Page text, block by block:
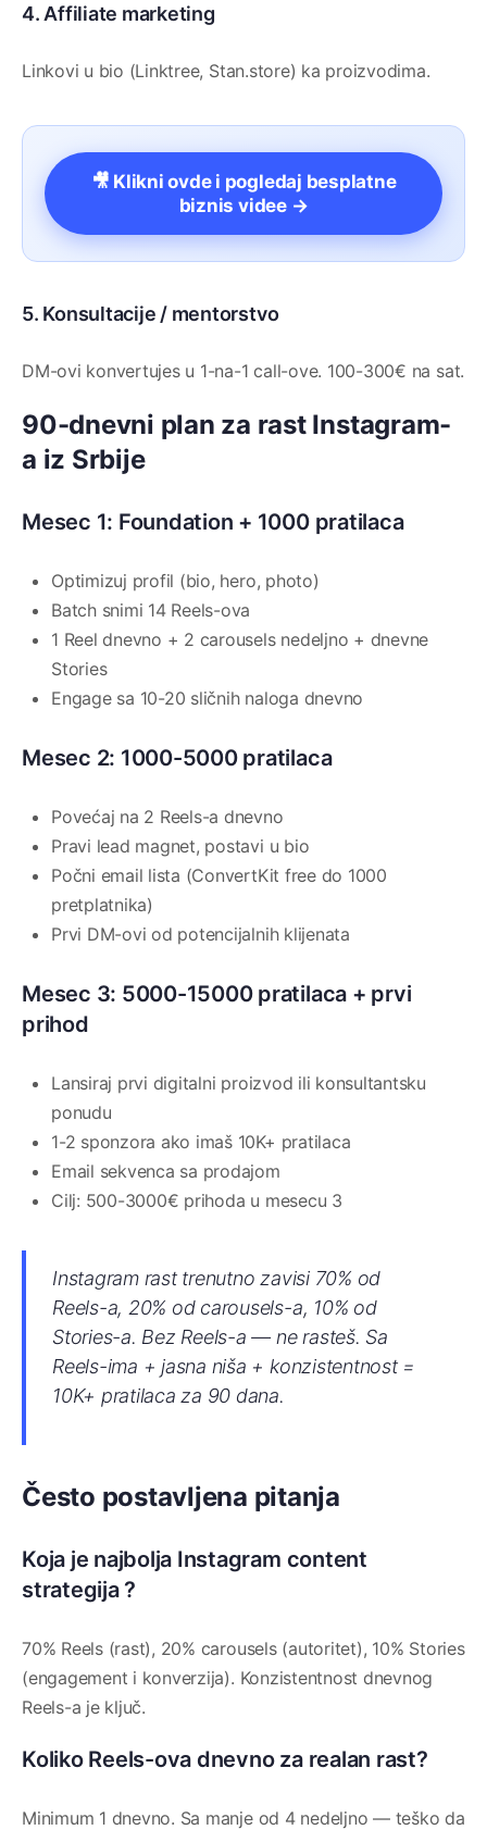
4. Affiliate marketing
Linkovi u bio (Linktree, Stan.store) ka proizvodima.
🎥 Klikni ovde i pogledaj besplatne
biznis videe →
5. Konsultacije / mentorstvo
DM-ovi konvertujes u 1-na-1 call-ove. 100-300€ na sat.
90-dnevni plan za rast Instagram-
a iz Srbije
Mesec 1: Foundation + 1000 pratilaca
Optimizuj profil (bio, hero, photo)
Batch snimi 14 Reels-ova
1 Reel dnevno + 2 carousels nedeljno + dnevne
Stories
Engage sa 10-20 sličnih naloga dnevno
Mesec 2: 1000-5000 pratilaca
Povećaj na 2 Reels-a dnevno
Pravi lead magnet, postavi u bio
Počni email lista (ConvertKit free do 1000
pretplatnika)
Prvi DM-ovi od potencijalnih klijenata
Mesec 3: 5000-15000 pratilaca + prvi
prihod
Lansiraj prvi digitalni proizvod ili konsultantsku
ponudu
1-2 sponzora ako imaš 10K+ pratilaca
Email sekvenca sa prodajom
Cilj: 500-3000€ prihoda u mesecu 3
Instagram rast trenutno zavisi 70% od
Reels-a, 20% od carousels-a, 10% od
Stories-a. Bez Reels-a — ne rasteš. Sa
Reels-ima + jasna niša + konzistentnost =
10K+ pratilaca za 90 dana.
Često postavljena pitanja
Koja je najbolja Instagram content
strategija ?
70% Reels (rast), 20% carousels (autoritet), 10% Stories
(engagement i konverzija). Konzistentnost dnevnog
Reels-a je ključ.
Koliko Reels-ova dnevno za realan rast?
Minimum 1 dnevno. Sa manje od 4 nedeljno — teško da